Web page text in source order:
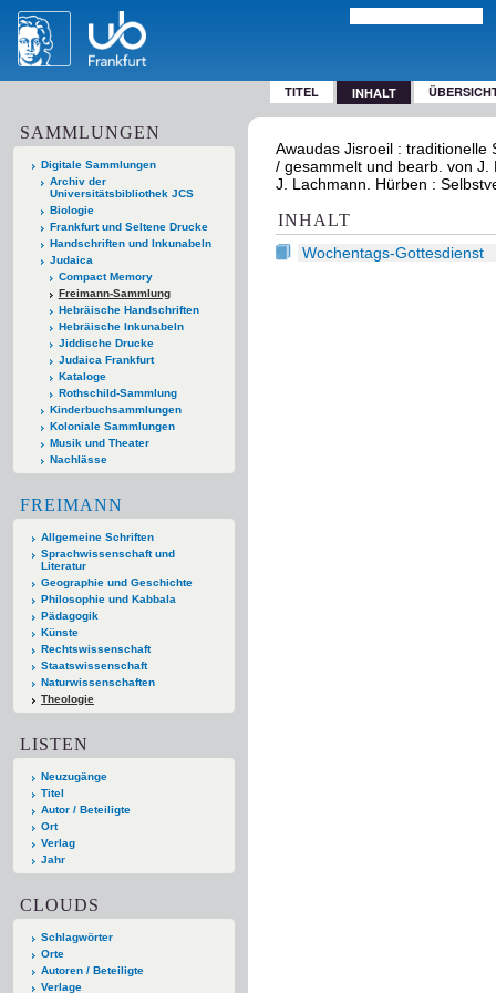
TITEL INHALT
SAMMLUNGEN
Digitale Sammlungen
Archiv der
Universitätsbibliothek JCS
Biologie
Frankfurt und Seltene Drucke
Handschriften und Inkunabeln
Judaica
Compact Memory
Freimann-Sammlung
Hebräische Handschriften
Hebräische Inkunabeln
Jiddische Drucke
Judaica Frankfurt
Kataloge
Rothschild-Sammlung
Kinderbuchsammlungen
Koloniale Sammlungen
Musik und Theater
Nachlässe
FREIMANN
Allgemeine Schriften
Sprachwissenschaft und
Literatur
Geographie und Geschichte
Philosophie und Kabbala
Pädagogik
Künste
Rechtswissenschaft
Staatswissenschaft
Naturwissenschaften
Theologie
LISTEN
Neuzugänge
Titel
Autor / Beteiligte
Ort
Verlag
Jahr
CLOUDS
Schlagwörter
Orte
Autoren / Beteiligte
Verlage
Awaudas Jisroeil : traditionelle
/ gesammelt und bearb. von
J. Lachmann. Hürben :
INHALT
Wochentags-Gottesdienst